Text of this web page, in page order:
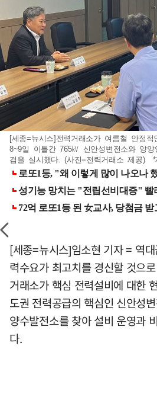
[세종=뉴시스]전력거래소가 여름철 안정
8~9일 이틀간 765㎸ 신안성변전소와 양
검을 실시했다. (사진=전력거래소 제공)
[세종=뉴시스]임소현 기자 = 역
력수요가 최고치를 경신할 것으
거래소가 핵심 전력설비에 대한
도권 전력공급의 핵심인 신안성
양수발전소를 찾아 설비 운영과
다.